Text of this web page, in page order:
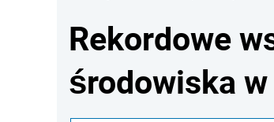
Rekordowe
środowiska